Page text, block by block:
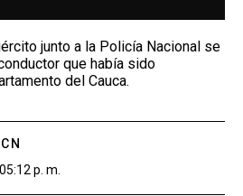
junto a la Policía Nacional se
que había sido
del Cauca.
05:12 p. m.